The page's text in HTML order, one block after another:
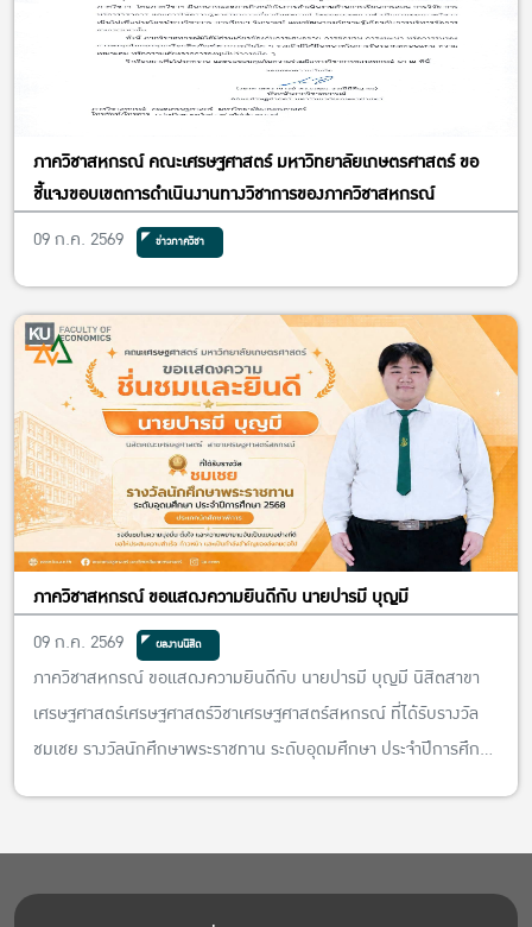
ภาควิชาสหกรณ์ คณะเศรษฐศาสตร์ มหาวิทยาลัยเกษตรศาสตร์ ขอ
ชี้แจงขอบเขตการดำเนินงานทางวิชาการของภาควิชาสหกรณ์
09 ก.ค. 2569
ข่าวภาควิชา
ภาควิชาสหกรณ์ ขอแสดงความยินดีกับ นายปารมี บุญมี
09 ก.ค. 2569
ผลงานนิสิต
ภาควิชาสหกรณ์ ขอแสดงความยินดีกับ นายปารมี บุญมี นิสิตสาขา
เศรษฐศาสตร์เศรษฐศาสตร์วิชาเศรษฐศาสตร์สหกรณ์ ที่ได้รับรางวัล
ชมเชย รางวัลนักศึกษาพระราชทาน ระดับอุดมศึกษา ประจำปีการศึกษา